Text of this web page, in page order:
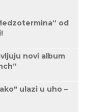
od
novi album
ulazi u uho –